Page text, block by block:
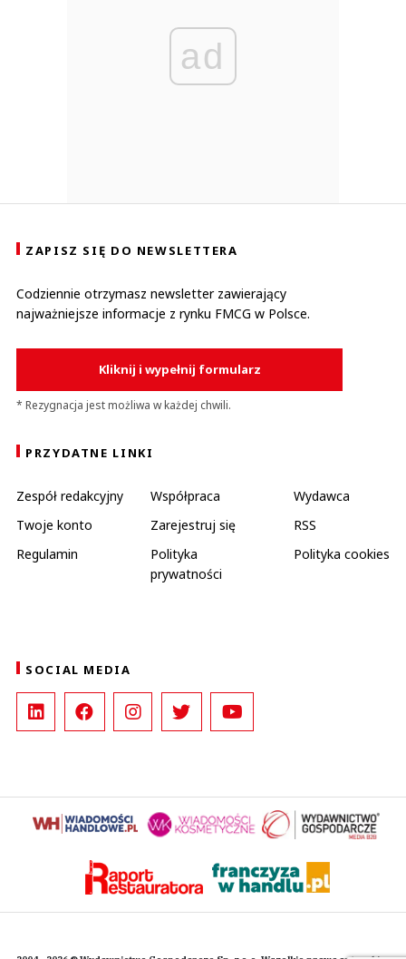
ad
ZAPISZ SIĘ DO NEWSLETTERA
Codziennie otrzymasz newsletter zawierający
najważniejsze informacje z rynku FMCG w Polsce.
Kliknij i wypełnij formularz
* Rezygnacja jest możliwa w każdej chwili.
PRZYDATNE LINKI
Zespół redakcyjny Współpraca
Wydawca
Twoje konto
Zarejestruj się
RSS
Regulamin
Polityka
prywatności
Polityka cookies
SOCIAL MEDIA